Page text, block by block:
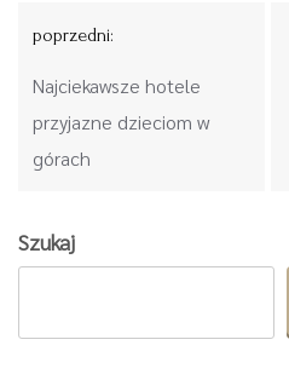
Nawigacja
poprzedni:
Najciekawsze hotele
przyjazne dzieciom w
górach
Szukaj